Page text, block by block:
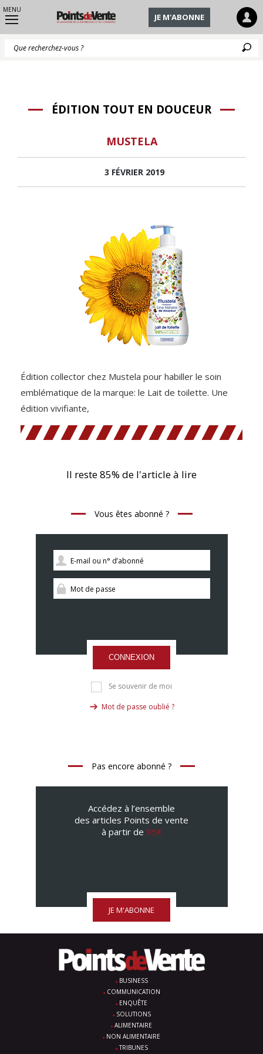
MENU
JE M'ABONNE
ÉDITION TOUT EN DOUCEUR
MUSTELA
3 FÉVRIER 2019
Édition collector chez Mustela pour habiller le soin
emblématique de la marque: le Lait de toilette. Une
édition vivifiante,
Il reste 85% de l'article à lire
Vous êtes abonné ?
CONNEXION
Se souvenir de moi
Mot de passe oublié ?
Pas encore abonné ?
Accédez à l’ensemble
des articles Points de vente
à partir de 95€
JE M'ABONNE
BUSINESS
COMMUNICATION
ENQUÊTE
SOLUTIONS
ALIMENTAIRE
NON ALIMENTAIRE
TRIBUNES